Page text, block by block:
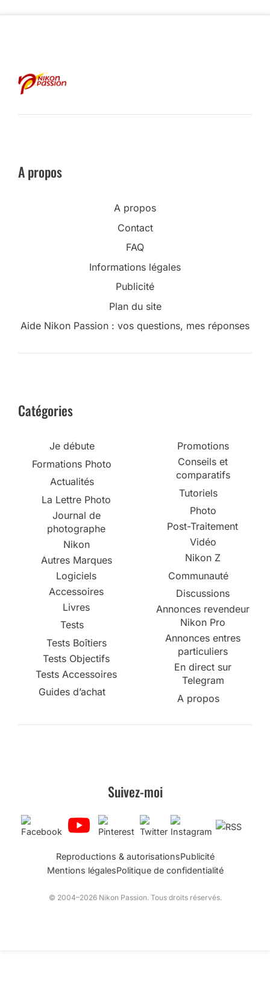
A propos
A propos
Contact
FAQ
Informations légales
Publicité
Plan du site
Aide Nikon Passion : vos questions, mes réponses
Catégories
Je débute
Formations Photo
Actualités
La Lettre Photo
Journal de
photographe
Nikon
Autres Marques
Logiciels
Accessoires
Livres
Tests
Tests Boîtiers
Tests Objectifs
Tests Accessoires
Guides d’achat
Promotions
Conseils et
comparatifs
Tutoriels
Photo
Post-Traitement
Vidéo
Nikon Z
Communauté
Discussions
Annonces revendeur
Nikon Pro
Annonces entres
particuliers
En direct sur
Telegram
A propos
Suivez-moi
Reproductions & autorisationsPublicité
Mentions légalesPolitique de confidentialité
© 2004–2026 Nikon Passion. Tous droits réservés.